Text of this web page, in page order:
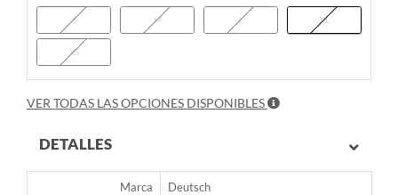
S M L XL
XS
VER TODAS LAS OPCIONES DISPONIBLES
DETALLES
Marca Deutsch